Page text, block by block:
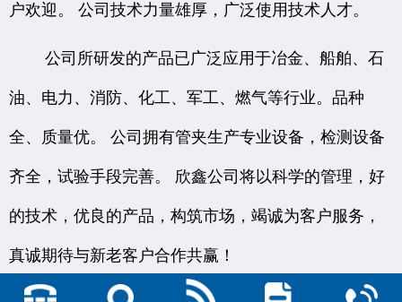
户欢迎。 公司技术力量雄厚，广泛使用技术人才。
公司所研发的产品已广泛应用于冶金、船舶、石
油、电力、消防、化工、军工、燃气等行业。品种
全、质量优。 公司拥有管夹生产专业设备，检测设备
齐全，试验手段完善。 欣鑫公司将以科学的管理，好
的技术，优良的产品，构筑市场，竭诚为客户服务，
真诚期待与新老客户合作共赢！